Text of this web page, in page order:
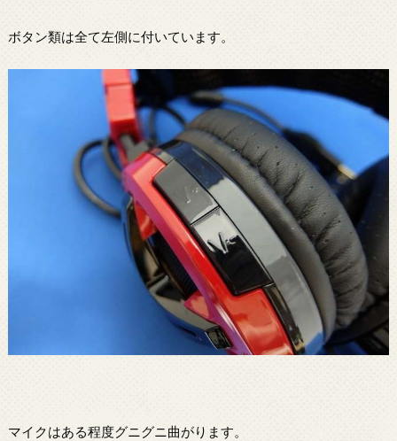
ボタン類は全て左側に付いています。
マイクはある程度グニグニ曲がります。